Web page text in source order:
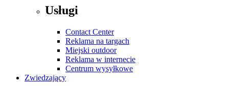
Usługi
Contact Center
Reklama na targach
Miejski outdoor
Reklama w internecie
Centrum wysyłkowe
Zwiedzający